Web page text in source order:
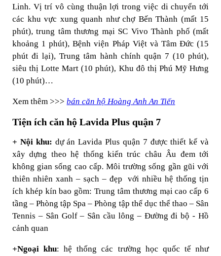
Linh. Vị trí vô cùng thuận lợi trong việc di chuyển tới
các khu vực xung quanh như chợ Bến Thành (mất 15
phút), trung tâm thương mại SC Vivo Thành phố (mất
khoảng 1 phút), Bệnh viện Pháp Việt và Tâm Đức (15
phút đi lại), Trung tâm hành chính quận 7 (10 phút),
siêu thị Lotte Mart (10 phút), Khu đô thị Phú Mỹ Hưng
(10 phút)…
Xem thêm >>> bán căn hộ Hoàng Anh An Tiến
Tiện ích căn hộ Lavida Plus quận 7
+ Nội khu: dự án Lavida Plus quận 7 được thiết kế và
xây dựng theo hệ thống kiến trúc châu Âu đem tới
không gian sống cao cấp. Môi trường sống gần gũi với
thiên nhiên xanh – sạch – đẹp với nhiều hệ thống tịn
ích khép kín bao gồm: Trung tâm thương mại cao cấp 6
tầng – Phòng tập Spa – Phòng tập thể dục thể thao – Sân
Tennis – Sân Golf – Sân cầu lông – Đường đi bộ - Hồ
cảnh quan
+Ngoại khu: hệ thống các trường học quốc tế như